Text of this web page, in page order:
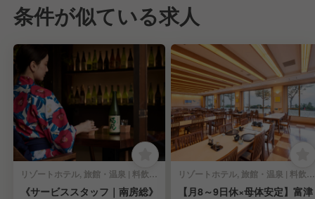
条件が似ている求人
リゾートホテル, 旅館・温泉 | 料飲部門 | 料飲全般
《サービススタッフ｜南房総》
リゾートホテル, 旅館・温泉 | 料飲部門 | 和食 | 料飲全般
【月8～9日休×母体安定】富津